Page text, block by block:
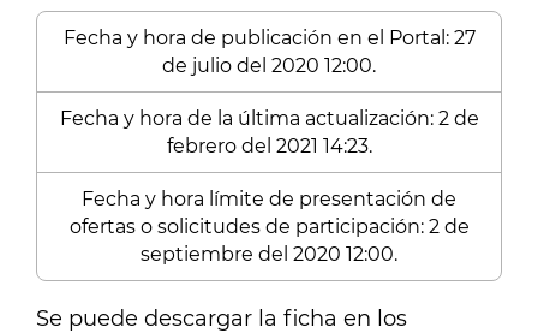
Fecha y hora de publicación en el Portal: 27
de julio del 2020 12:00.
Fecha y hora de la última actualización: 2 de
febrero del 2021 14:23.
Fecha y hora límite de presentación de
ofertas o solicitudes de participación: 2 de
septiembre del 2020 12:00.
Se puede descargar la ficha en los